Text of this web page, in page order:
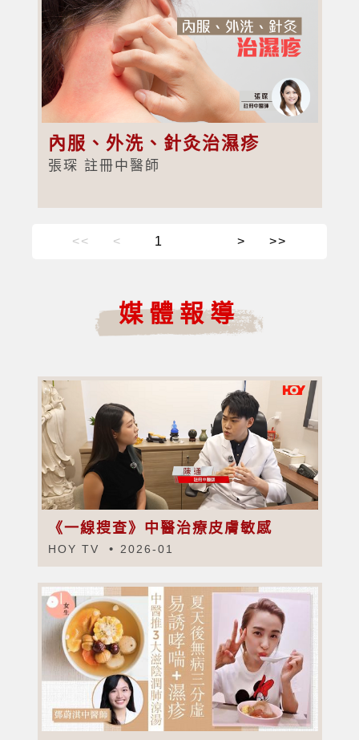
內服、外洗、針灸治濕疹
張琛 註冊中醫師
<< < > >>
媒體報導
《一線搜查》中醫治療皮膚敏感
HOY TV 2026-01